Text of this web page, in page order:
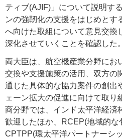
ティブ(AJIF)」について説明す
ンの強靭化の支援をはじめとす
へ向けた取組について意見交換
深化させていくことを確認した。
両大臣は、航空機産業分野にお
交換や支援施策の活用、双方の
通じた具体的な協力案件の創出
ェーン拡大の促進に向けて取り
商分野では、インド太平洋経済
歓迎したほか、RCEP(地域的な
CPTPP(環太平洋パートナーシ